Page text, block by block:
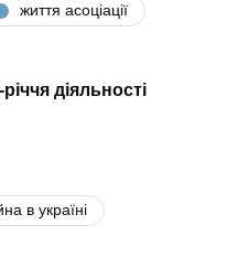
життя асоціації
діяльності
в україні